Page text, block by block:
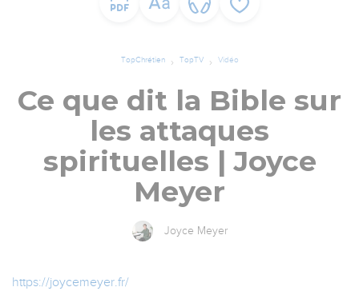
TopChrétien TopTV Vidéo
Ce que dit la Bible sur
les attaques
spirituelles | Joyce
Meyer
Joyce Meyer
https://joycemeyer.fr/